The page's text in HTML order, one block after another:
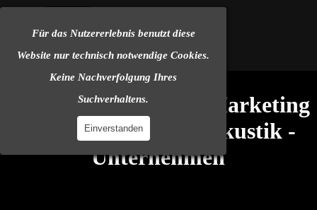
Für das Nutzererlebnis benutzt diese
Website nur technisch notwendige Cookies.
Keine Nachverfolgung Ihres
Suchverhaltens.
Einverstanden
Direkt zum Seiteninhalt
Ki gestütztes Online Marketing
Framework für Hörakustik -
Unternehmen